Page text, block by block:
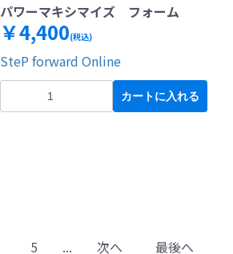
パワーマキシマイズ フォーム
￥4,400(税込)
SteP forward Online
カートに入れる
5 ... 次へ 最後へ